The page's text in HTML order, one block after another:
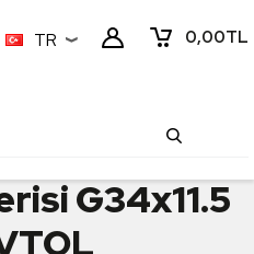
0,00TL
TR
G34x11.5